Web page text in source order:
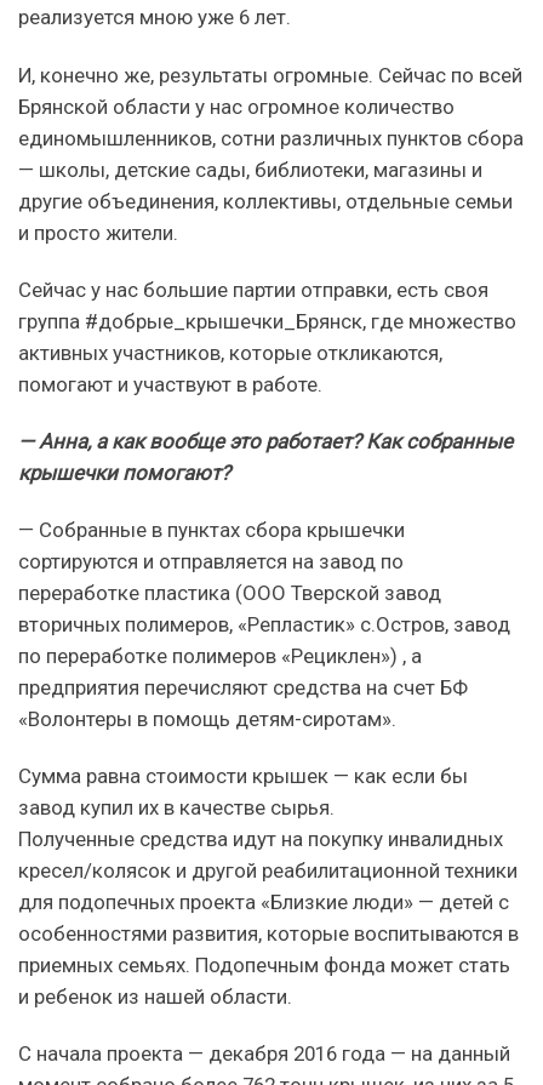
реализуется мною уже 6 лет.
И, конечно же, результаты огромные. Сейчас по всей
Брянской области у нас огромное количество
единомышленников, сотни различных пунктов сбора
— школы, детские сады, библиотеки, магазины и
другие объединения, коллективы, отдельные семьи
и просто жители.
Сейчас у нас большие партии отправки, есть своя
группа #добрые_крышечки_Брянск, где множество
активных участников, которые откликаются,
помогают и участвуют в работе.
— Анна, а как вообще это работает? Как собранные
крышечки помогают?
— Собранные в пунктах сбора крышечки
сортируются и отправляется на завод по
переработке пластика (ООО Тверской завод
вторичных полимеров, «Репластик» с.Остров, завод
по переработке полимеров «Рециклен») , а
предприятия перечисляют средства на счет БФ
«Волонтеры в помощь детям-сиротам».
Сумма равна стоимости крышек — как если бы
завод купил их в качестве сырья.
Полученные средства идут на покупку инвалидных
кресел/колясок и другой реабилитационной техники
для подопечных проекта «Близкие люди» — детей с
особенностями развития, которые воспитываются в
приемных семьях. Подопечным фонда может стать
и ребенок из нашей области.
С начала проекта — декабря 2016 года — на данный